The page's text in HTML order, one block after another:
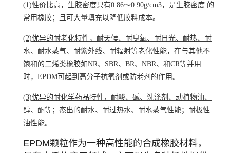
(1)性价比高，生胶密度只有0.86～0.90g/cm3，是生胶密度 的
常用橡胶；且可大量填充以降低胶料成本。
(2)优异的耐老化特性，耐天候、耐臭氧、耐日光、耐热、耐
水、耐水蒸气、耐紫外线、耐辐射等老化性能，在与其他不
饱和的二烯类橡胶如NR、SBR、BR、NBR、和CR等并用
时，EPDM可起到高分子抗氧剂或防老剂的作用。
(3)优异的耐化学药品特性，耐酸、碱、洗涤剂、动植物油、
醇、酮等；杰出的耐水、耐过热水、耐水蒸气性能；耐极性
油性能。
EPDM颗粒作为一种高性能的合成橡胶材料，